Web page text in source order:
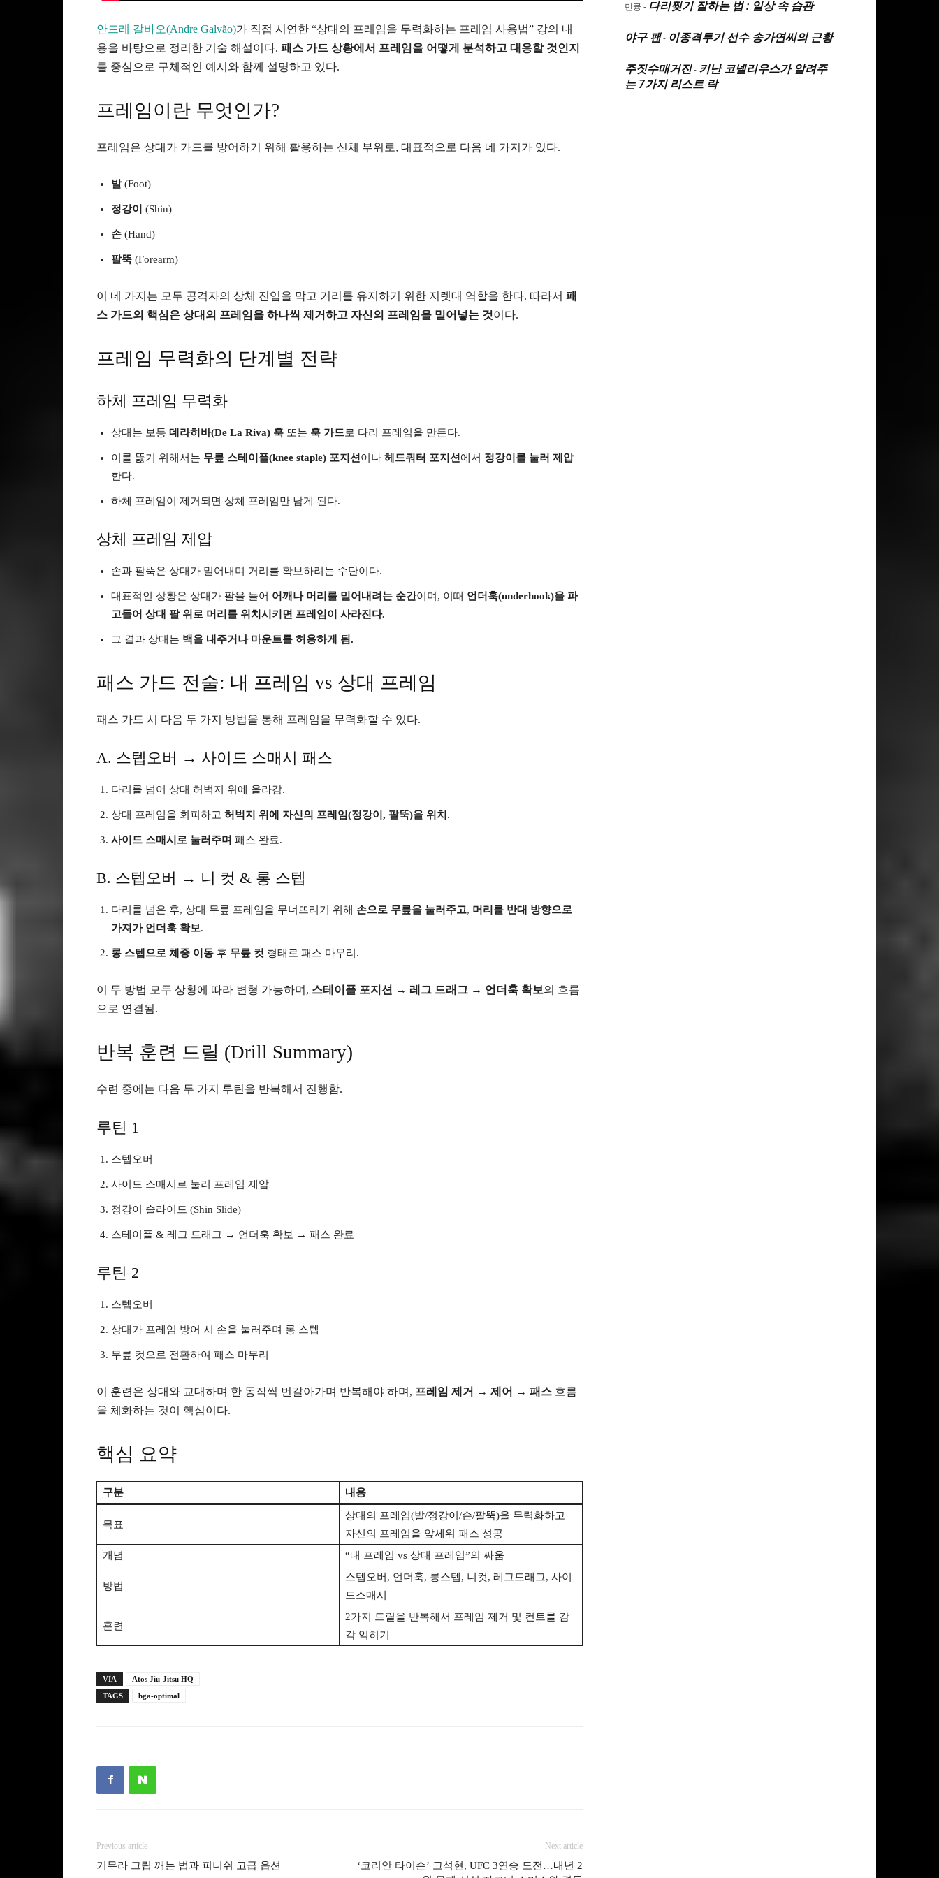
안드레 갈바오(Andre Galvão)가 직접 시연한 “상대의 프레임을 무력화하는 프레임 사용법” 강의 내
용을 바탕으로 정리한 기술 해설이다. 패스 가드 상황에서 프레임을 어떻게 분석하고 대응할 것인지
를 중심으로 구체적인 예시와 함께 설명하고 있다.
프레임이란 무엇인가?
프레임은 상대가 가드를 방어하기 위해 활용하는 신체 부위로, 대표적으로 다음 네 가지가 있다.
발(Foot)
정강이 (Shin)
손 (Hand)
팔뚝 (Forearm)
이 네 가지는 모두 공격자의 상체 진입을 막고 거리를 유지하기 위한 지렛대 역할을 한다. 따라서 패
스 가드의 핵심은 상대의 프레임을 하나씩 제거하고 자신의 프레임을 밀어넣는 것이다.
프레임 무력화의 단계별 전략
하체 프레임 무력화
상대는 보통 데라히바(De La Riva) 훅 또는 훅 가드로 다리 프레임을 만든다.
이를 뚫기 위해서는 무릎 스테이플(knee staple) 포지션이나 헤드쿼터 포지션에서 정강이를 눌러 제압
한다.
하체 프레임이 제거되면 상체 프레임만 남게 된다.
상체 프레임 제압
손과 팔뚝은 상대가 밀어내며 거리를 확보하려는 수단이다.
대표적인 상황은 상대가 팔을 들어 어깨나 머리를 밀어내려는 순간이며, 이때 언더훅(underhook)을 파
고들어 상대 팔 위로 머리를 위치시키면 프레임이 사라진다.
그 결과 상대는 백을 내주거나 마운트를 허용하게 됨.
패스 가드 전술: 내 프레임 vs 상대 프레임
패스 가드 시 다음 두 가지 방법을 통해 프레임을 무력화할 수 있다.
A. 스텝오버 → 사이드 스매시 패스
다리를 넘어 상대 허벅지 위에 올라감.
상대 프레임을 회피하고 허벅지 위에 자신의 프레임(정강이, 팔뚝)을 위치.
사이드 스매시로 눌러주며 패스 완료.
B. 스텝오버 → 니 컷 & 롱 스텝
다리를 넘은 후, 상대 무릎 프레임을 무너뜨리기 위해 손으로 무릎을 눌러주고, 머리를 반대 방향으로
가져가 언더훅 확보.
롱 스텝으로 체중 이동 후 무릎 컷 형태로 패스 마무리.
이 두 방법 모두 상황에 따라 변형 가능하며, 스테이플 포지션 → 레그 드래그 → 언더훅 확보의 흐름
으로 연결됨.
반복 훈련 드릴 (Drill Summary)
수련 중에는 다음 두 가지 루틴을 반복해서 진행함.
루틴 1
스텝오버
사이드 스매시로 눌러 프레임 제압
정강이 슬라이드 (Shin Slide)
스테이플 & 레그 드래그 → 언더훅 확보 → 패스 완료
루틴 2
스텝오버
상대가 프레임 방어 시 손을 눌러주며 롱 스텝
무릎 컷으로 전환하여 패스 마무리
이 훈련은 상대와 교대하며 한 동작씩 번갈아가며 반복해야 하며, 프레임 제거 → 제어 → 패스 흐름
을 체화하는 것이 핵심이다.
핵심 요약
구분 내용
목표
상대의 프레임(발/정강이/손/팔뚝)을 무력화하고
자신의 프레임을 앞세워 패스 성공
개념
“내 프레임 vs 상대 프레임”의 싸움
방법
스텝오버, 언더훅, 롱스텝, 니컷, 레그드래그, 사이
드스매시
훈련
2가지 드릴을 반복해서 프레임 제거 및 컨트롤 감
각 익히기
VIA
Atos Jiu-Jitsu HQ
TAGS
bga-optimal
Previous article
기무라 그립 깨는 법과 피니쉬 고급 옵션
Next article
‘코리안 타이슨’ 고석현, UFC 3연승 도전…내년 2
민큥 - 다리찢기 잘하는 법 : 일상 속 습관
야구 팬- 이종격투기 선수 송가연씨의 근황
주짓수매거진- 키난 코넬리우스가 알려주
는 7가지 리스트 락